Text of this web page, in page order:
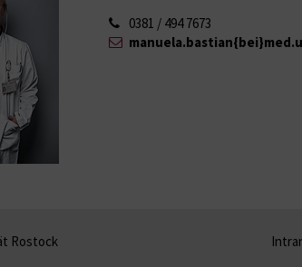
0381 / 494 7673
Rostock